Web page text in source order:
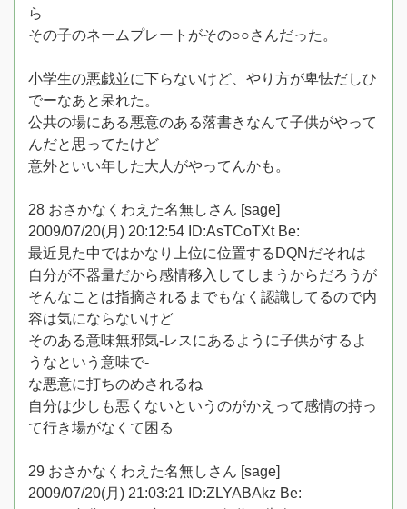
ら
その子のネームプレートがその○○さんだった。
小学生の悪戯並に下らないけど、やり方が卑怯だしひ
でーなあと呆れた。
公共の場にある悪意のある落書きなんて子供がやって
んだと思ってたけど
意外といい年した大人がやってんかも。
28 おさかなくわえた名無しさん [sage]
2009/07/20(月) 20:12:54 ID:AsTCoTXt Be:
最近見た中ではかなり上位に位置するDQNだそれは
自分が不器量だから感情移入してしまうからだろうが
そんなことは指摘されるまでもなく認識してるので内
容は気にならないけど
そのある意味無邪気-レスにあるように子供がするよ
うなという意味で-
な悪意に打ちのめされるね
自分は少しも悪くないというのがかえって感情の持っ
て行き場がなくて困る
29 おさかなくわえた名無しさん [sage]
2009/07/20(月) 21:03:21 ID:ZLYABAkz Be: